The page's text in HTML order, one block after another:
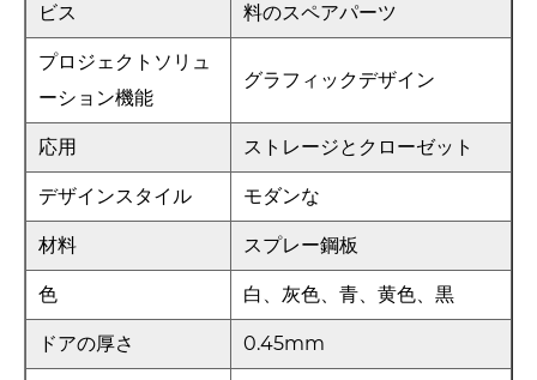
ビス
料のスペアパーツ
プロジェクトソリュ
ーション機能
グラフィックデザイン
応用 ストレージとクローゼット
デザインスタイル モダンな
材料 スプレー鋼板
色 白、灰色、青、黄色、黒
ドアの厚さ 0.45mm